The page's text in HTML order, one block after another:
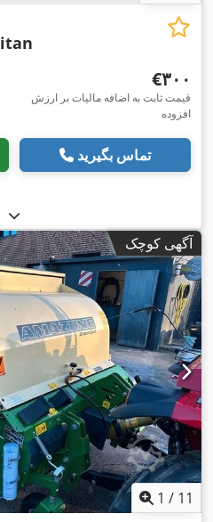
‎€۳۰۰
قیمت ثابت به اضافه مالیات بر ارزش
افزوده
تماس بگیرید
آگهی کوچک
1 / 11